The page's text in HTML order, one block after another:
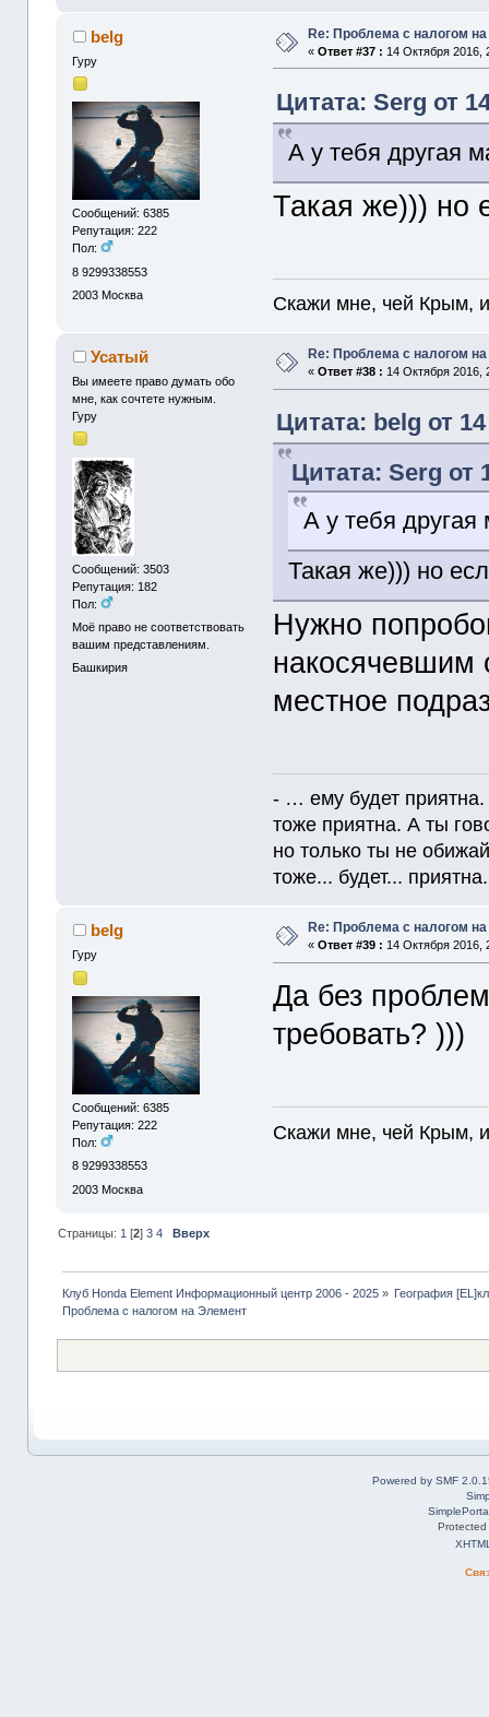
belg
Гуру
Сообщений: 6385
Репутация: 222
Пол:
8 9299338553
2003 Москва
Re: Проблема с налогом
«Ответ #37 : 14 Октября 2016,
Цитата: Serg от
А у тебя другая
Такая же))) но
Скажи мне, чей Крым,
Усатый
Вы имеете право думать обо
мне, как сочтете нужным.
Гуру
Сообщений: 3503
Репутация: 182
Пол:
Моё право не соответствовать
вашим представлениям.
Башкирия
Re: Проблема с налогом
«Ответ #38 : 14 Октября 2016,
Цитата: belg от
Цитата: Serg от
А у тебя
Такая же))) но
Нужно
накосячевшим
местное
- … ему будет приятна.
тоже приятна. А ты
но только ты не
тоже... будет...
belg
Гуру
Сообщений: 6385
Репутация: 222
Пол:
8 9299338553
2003 Москва
Re: Проблема с налогом
«Ответ #39 : 14 Октября 2016,
Да без
требовать? )))
Скажи мне, чей Крым,
Страницы: 1 [2] 3 4 Вверх
Клуб Honda Element Информационный центр 2006 - 2025» География
Проблема с налогом на Элемент
Powered by SMF